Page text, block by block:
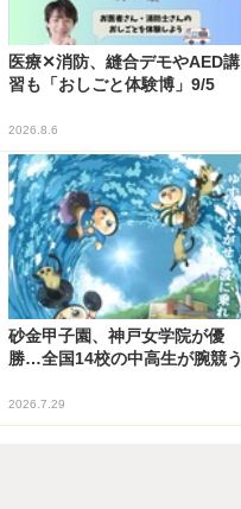
医療✕消防、縫合デモやAED講
習も「おしごと体験博」9/5
2026.8.6
砂金甲子園、神戸女学院が優
勝…全国14校の中高生が腕競う
2026.7.29